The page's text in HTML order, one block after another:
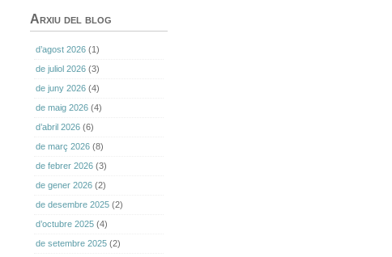
Arxiu del blog
d’agost 2026 (1)
de juliol 2026 (3)
de juny 2026 (4)
de maig 2026 (4)
d’abril 2026 (6)
de març 2026 (8)
de febrer 2026 (3)
de gener 2026 (2)
de desembre 2025 (2)
d’octubre 2025 (4)
de setembre 2025 (2)